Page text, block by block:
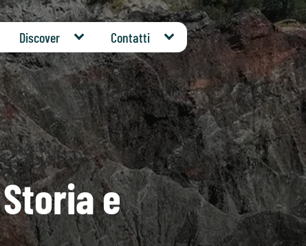
Discover Contatti
e